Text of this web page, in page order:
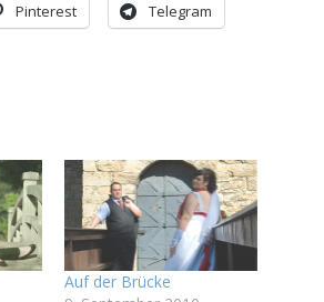
Pinterest Telegram
Auf der Brücke